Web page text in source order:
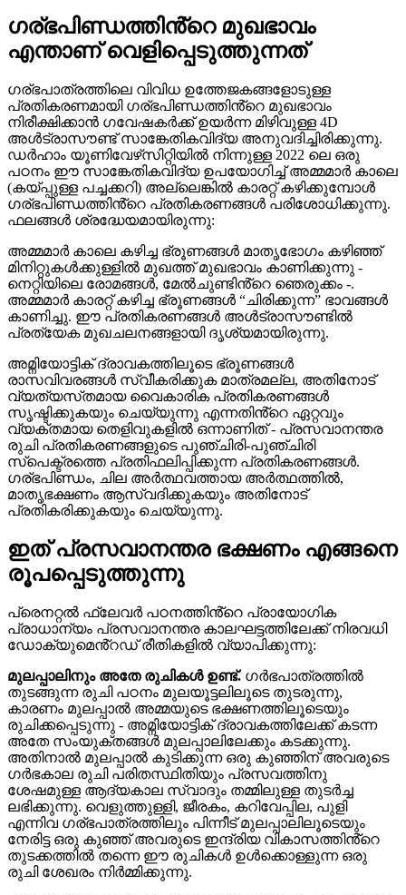
ഗര്ഭപിണ്ഡത്തിൻ്റെ മുഖഭാവം
എന്താണ് വെളിപ്പെടുത്തുന്നത്
ഗര്ഭപാത്രത്തിലെ വിവിധ ഉത്തേജകങ്ങളോടുള്ള
പ്രതികരണമായി ഗര്ഭപിണ്ഡത്തിൻ്റെ മുഖഭാവം
നിരീക്ഷിക്കാൻ ഗവേഷകർക്ക് ഉയർന്ന മിഴിവുള്ള 4D
അൾട്രാസൗണ്ട് സാങ്കേതികവിദ്യ അനുവദിച്ചിരിക്കുന്നു.
ഡർഹാം യൂണിവേഴ്‌സിറ്റിയിൽ നിന്നുള്ള 2022 ലെ ഒരു
പഠനം ഈ സാങ്കേതികവിദ്യ ഉപയോഗിച്ച് അമ്മമാർ കാലെ
(കയ്പ്പുള്ള പച്ചക്കറി) അല്ലെങ്കിൽ കാരറ്റ് കഴിക്കുമ്പോൾ
ഗര്ഭപിണ്ഡത്തിൻ്റെ പ്രതികരണങ്ങൾ പരിശോധിക്കുന്നു.
ഫലങ്ങൾ ശ്രദ്ധേയമായിരുന്നു:
അമ്മമാർ കാലെ കഴിച്ച ഭ്രൂണങ്ങൾ മാതൃഭോഗം കഴിഞ്ഞ്
മിനിറ്റുകൾക്കുള്ളിൽ മുഖത്ത് മുഖഭാവം കാണിക്കുന്നു -
നെറ്റിയിലെ രോമങ്ങൾ, മേൽചുണ്ടിൻ്റെ ഞെരുക്കം -.
അമ്മമാർ കാരറ്റ് കഴിച്ച ഭ്രൂണങ്ങൾ “ചിരിക്കുന്ന” ഭാവങ്ങൾ
കാണിച്ചു. ഈ പ്രതികരണങ്ങൾ അൾട്രാസൗണ്ടിൽ
പ്രത്യേക മുഖചലനങ്ങളായി ദൃശ്യമായിരുന്നു.
അമ്നിയോട്ടിക് ദ്രാവകത്തിലൂടെ ഭ്രൂണങ്ങൾ
രാസവിവരങ്ങൾ സ്വീകരിക്കുക മാത്രമല്ല, അതിനോട്
വ്യത്യസ്‌തമായ വൈകാരിക പ്രതികരണങ്ങൾ
സൃഷ്ടിക്കുകയും ചെയ്യുന്നു എന്നതിൻ്റെ ഏറ്റവും
വ്യക്തമായ തെളിവുകളിൽ ഒന്നാണിത് - പ്രസവാനന്തര
രുചി പ്രതികരണങ്ങളുടെ പുഞ്ചിരി-പുഞ്ചിരി
സ്പെക്ട്രത്തെ പ്രതിഫലിപ്പിക്കുന്ന പ്രതികരണങ്ങൾ.
ഗര്ഭപിണ്ഡം, ചില അർത്ഥവത്തായ അർത്ഥത്തിൽ,
മാതൃഭക്ഷണം ആസ്വദിക്കുകയും അതിനോട്
പ്രതികരിക്കുകയും ചെയ്യുന്നു.
ഇത് പ്രസവാനന്തര ഭക്ഷണം എങ്ങനെ
രൂപപ്പെടുത്തുന്നു
പ്രെനറ്റൽ ഫ്ലേവർ പഠനത്തിൻ്റെ പ്രായോഗിക
പ്രാധാന്യം പ്രസവാനന്തര കാലഘട്ടത്തിലേക്ക് നിരവധി
ഡോക്യുമെൻ്റഡ് രീതികളിൽ വ്യാപിക്കുന്നു:
മുലപ്പാലിനും അതേ രുചികൾ ഉണ്ട്. ഗർഭപാത്രത്തിൽ
തുടങ്ങുന്ന രുചി പഠനം മുലയൂട്ടലിലൂടെ തുടരുന്നു,
കാരണം മുലപ്പാൽ അമ്മയുടെ ഭക്ഷണത്തിലൂടെയും
രുചിക്കപ്പെടുന്നു - അമ്നിയോട്ടിക് ദ്രാവകത്തിലേക്ക് കടന്ന
അതേ സംയുക്തങ്ങൾ മുലപ്പാലിലേക്കും കടക്കുന്നു.
അതിനാൽ മുലപ്പാൽ കുടിക്കുന്ന ഒരു കുഞ്ഞിന് അവരുടെ
ഗർഭകാല രുചി പരിതസ്ഥിതിയും പ്രസവത്തിനു
ശേഷമുള്ള ആദ്യകാല സ്വാദും തമ്മിലുള്ള തുടർച്ച
ലഭിക്കുന്നു. വെളുത്തുള്ളി, ജീരകം, കറിവേപ്പില, പുളി
എന്നിവ ഗര്ഭപാത്രത്തിലും പിന്നീട് മുലപ്പാലിലൂടെയും
നേരിട്ട ഒരു കുഞ്ഞ് അവരുടെ ഇന്ദ്രിയ വികാസത്തിൻ്റെ
തുടക്കത്തിൽ തന്നെ ഈ രുചികൾ ഉൾക്കൊള്ളുന്ന ഒരു
രുചി ശേഖരം നിർമ്മിക്കുന്നു.